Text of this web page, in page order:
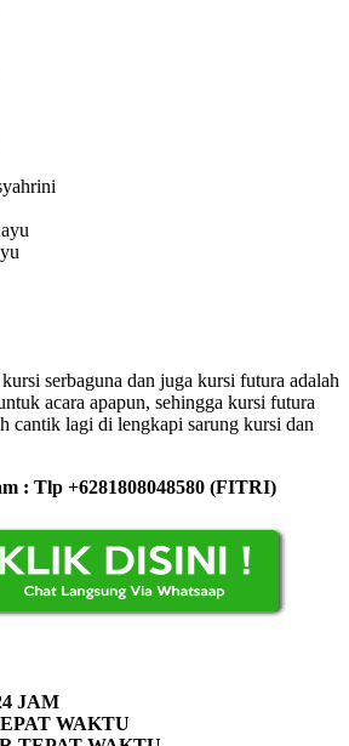
serbaguna dan juga kursi futura adalah
acara apapun, sehingga kursi futura
cantik lagi di lengkapi sarung kursi dan
: Tlp +6281808048580 (FITRI)
JAM
WAKTU